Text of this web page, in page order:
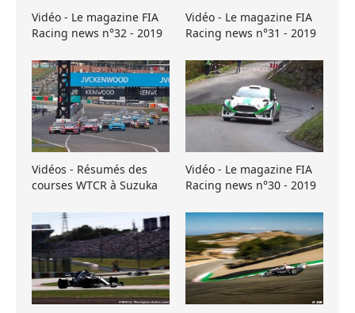
Vidéo - Le magazine FIA
Racing news n°32 - 2019
Vidéo - Le magazine FIA
Racing news n°31 - 2019
Vidéos - Résumés des
courses WTCR à Suzuka
Vidéo - Le magazine FIA
Racing news n°30 - 2019